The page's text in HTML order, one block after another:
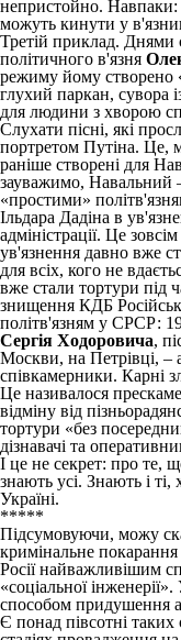
непристойно. Навпаки:
можуть кинути у
Третій приклад. Днями
політичного в'язня
режиму йому створено
глухий паркан, сувора
для людини з хворою
Слухати пісні, які
портретом Путіна. Це,
раніше створені для
зауважимо, Навальний
«простими»
Ільдара Дадіна в
адміністрації. Це
ув'язнення давно вже
для всіх, кого не
вже стали тортури під
знищення КДБ
політв'язням у СРСР:
Сергія Ходоровича,
Москви, на Петрівці, –
співкамерники. Карні
Це називалося
відміну від
тортури «без
дізнавачі та
І це не секрет: про те,
знають усі. Знають і
Україні.
*****
Підсумовуючи, можу
кримінальне покарання
Росії найважливішим
«соціальної
способом придушення
Є понад півсотні таких